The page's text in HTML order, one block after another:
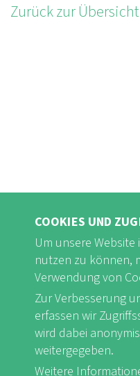
Zurück zur Übersicht
FB
COOKIES UND
Um unsere
nutzen zu können,
Verwendung von
Zur Verbesserung
erfassen wir
wird dabei
weitergegeben.
Weitere